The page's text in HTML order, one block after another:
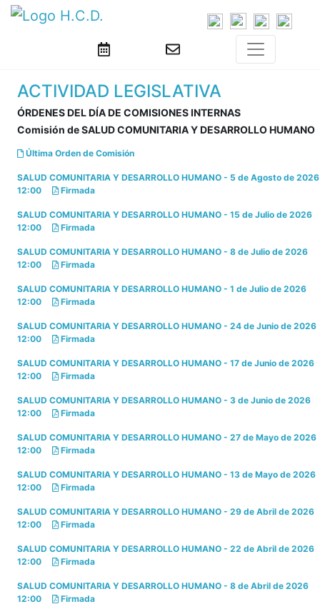
ACTIVIDAD LEGISLATIVA
ÓRDENES DEL DÍA DE COMISIONES INTERNAS
Comisión de SALUD COMUNITARIA Y DESARROLLO HUMANO
Última Orden de Comisión
SALUD COMUNITARIA Y DESARROLLO HUMANO - 5 de Agosto de 2026
12:00
Firmada
SALUD COMUNITARIA Y DESARROLLO HUMANO - 15 de Julio de 2026
12:00
Firmada
SALUD COMUNITARIA Y DESARROLLO HUMANO - 8 de Julio de 2026
12:00
Firmada
SALUD COMUNITARIA Y DESARROLLO HUMANO - 1 de Julio de 2026
12:00
Firmada
SALUD COMUNITARIA Y DESARROLLO HUMANO - 24 de Junio de 2026
12:00
Firmada
SALUD COMUNITARIA Y DESARROLLO HUMANO - 17 de Junio de 2026
12:00
Firmada
SALUD COMUNITARIA Y DESARROLLO HUMANO - 3 de Junio de 2026
12:00
Firmada
SALUD COMUNITARIA Y DESARROLLO HUMANO - 27 de Mayo de 2026
12:00
Firmada
SALUD COMUNITARIA Y DESARROLLO HUMANO - 13 de Mayo de 2026
12:00
Firmada
SALUD COMUNITARIA Y DESARROLLO HUMANO - 29 de Abril de 2026
12:00
Firmada
SALUD COMUNITARIA Y DESARROLLO HUMANO - 22 de Abril de 2026
12:00
Firmada
SALUD COMUNITARIA Y DESARROLLO HUMANO - 8 de Abril de 2026
12:00
Firmada